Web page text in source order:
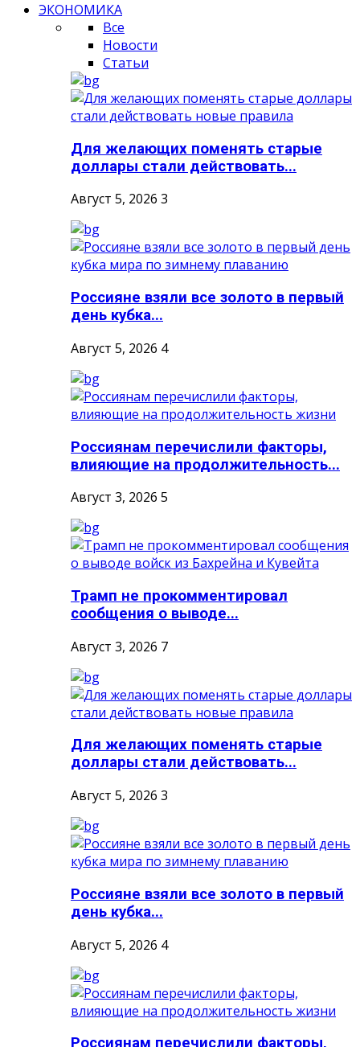
ЭКОНОМИКА
Все
Новости
Статьи
Для желающих поменять старые
доллары стали действовать...
Август 5, 2026 3
Россияне взяли все золото в первый
день кубка...
Август 5, 2026 4
Россиянам перечислили факторы,
влияющие на продолжительность...
Август 3, 2026 5
Трамп не прокомментировал
сообщения о выводе...
Август 3, 2026 7
Для желающих поменять старые
доллары стали действовать...
Август 5, 2026 3
Россияне взяли все золото в первый
день кубка...
Август 5, 2026 4
Россиянам перечислили факторы,